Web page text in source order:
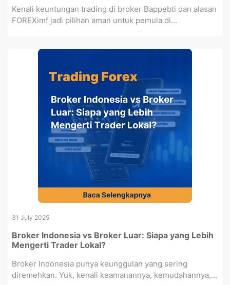
Kenali keuntungan trading di broker Bappebti dan alasan
FOREXimf jadi pilihan aman untuk pemula di...
31 July 2025
Broker Indonesia vs Broker Luar: Siapa yang Lebih
Mengerti Trader Lokal?
Broker Indonesia punya keunggulan yang sering
diremehkan. Yuk, kenali keamanannya, kemudahannya,...